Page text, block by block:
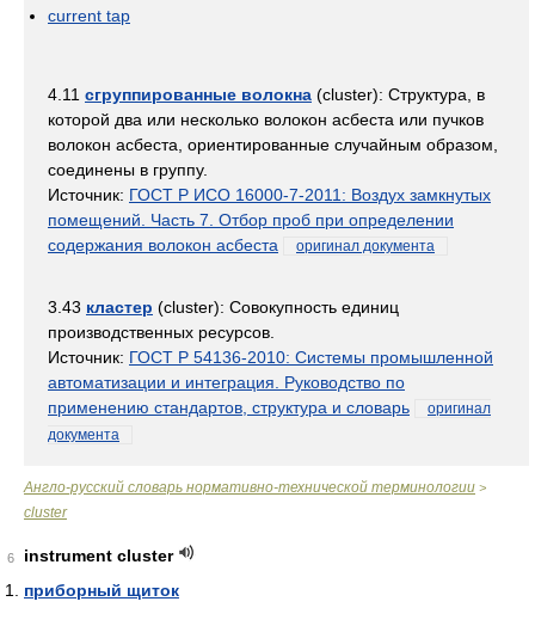
current tap
4.11 сгруппированные волокна (cluster): Структура, в
которой два или несколько волокон асбеста или пучков
волокон асбеста, ориентированные случайным образом,
соединены в группу.
Источник: ГОСТ Р ИСО 16000-7-2011: Воздух замкнутых
помещений. Часть 7. Отбор проб при определении
содержания волокон асбеста
оригинал документа
3.43 кластер (cluster): Совокупность единиц
производственных ресурсов.
Источник: ГОСТ Р 54136-2010: Системы промышленной
автоматизации и интеграция. Руководство по
применению стандартов, структура и словарь
оригинал
документа
Англо-русский словарь нормативно-технической терминологии >
cluster
6
instrument cluster
приборный щиток